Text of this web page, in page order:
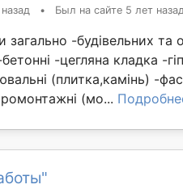
• Был на сайте 5 лет
загально -будівельних та
-цегляна кладка -
(плитка,камінь) -
(мо...